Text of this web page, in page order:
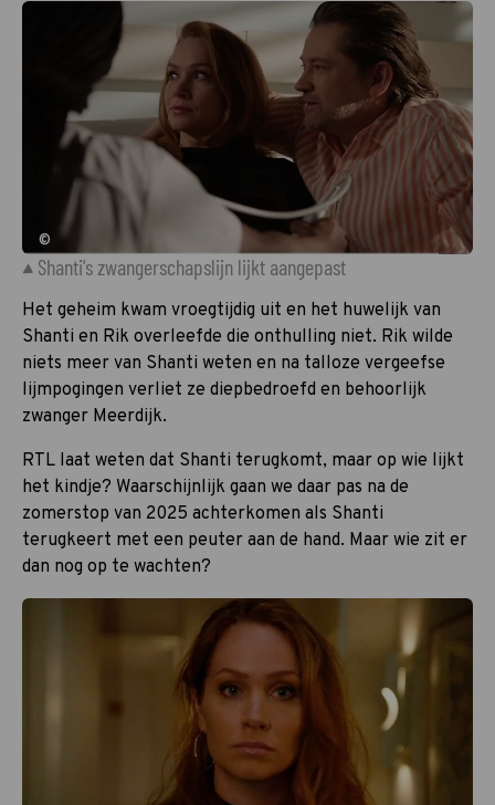
©
Shanti's zwangerschapslijn lijkt aangepast
Het geheim kwam vroegtijdig uit en het huwelijk van
Shanti en Rik overleefde die onthulling niet. Rik wilde
niets meer van Shanti weten en na talloze vergeefse
lijmpogingen verliet ze diepbedroefd en behoorlijk
zwanger Meerdijk.
RTL laat weten dat Shanti terugkomt, maar op wie lijkt
het kindje? Waarschijnlijk gaan we daar pas na de
zomerstop van 2025 achterkomen als Shanti
terugkeert met een peuter aan de hand. Maar wie zit er
dan nog op te wachten?